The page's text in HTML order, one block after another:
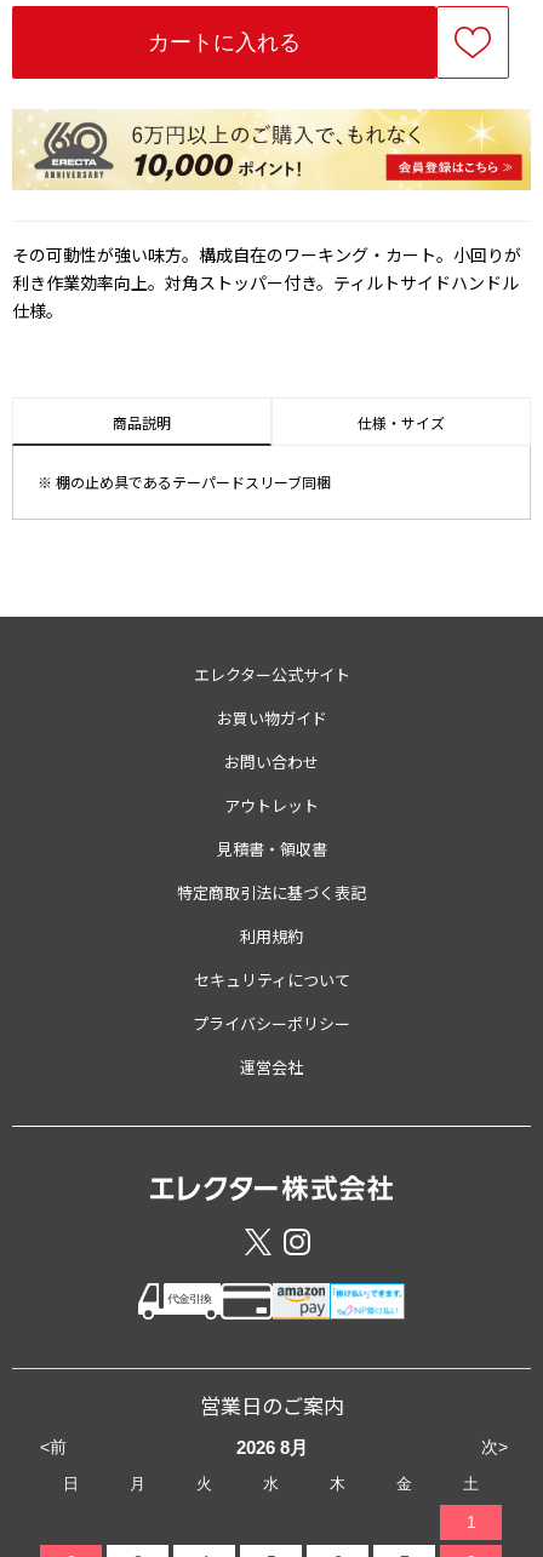
その可動性が強い味方。構成自在のワーキング・カート。小回りが
利き作業効率向上。対角ストッパー付き。ティルトサイドハンドル
仕様。
商品説明 仕様・サイズ
※ 棚の止め具であるテーパードスリーブ同梱
エレクター公式サイト
お買い物ガイド
お問い合わせ
アウトレット
見積書・領収書
特定商取引法に基づく表記
利用規約
セキュリティについて
プライバシーポリシー
運営会社
営業日のご案内
<前 次>
2026 8月
日 月 火 水 木 金 土
1